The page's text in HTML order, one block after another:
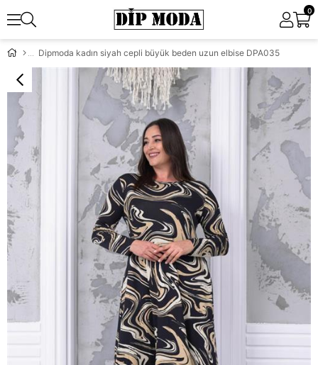
0
Dipmoda kadın siyah cepli büyük beden uzun elbise DPA035